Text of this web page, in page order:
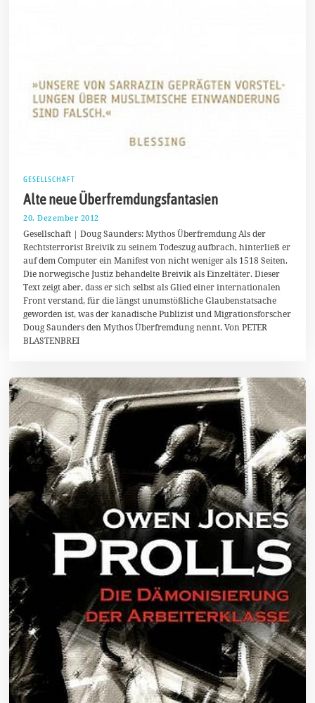
GESELLSCHAFT
Alte neue Überfremdungsfantasien
20. Dezember 2012
.
M
ä
r
2
0
1
4
Gesellschaft | Doug Saunders: Mythos Überfremdung Als der
Rechtsterrorist Breivik zu seinem Todeszug aufbrach, hinterließ er
auf dem Computer ein Manifest von nicht weniger als 1518 Seiten.
Die norwegische Justiz behandelte Breivik als Einzeltäter. Dieser
Text zeigt aber, dass er sich selbst als Glied einer internationalen
Front verstand, für die längst unumstößliche Glaubenstatsache
geworden ist, was der kanadische Publizist und Migrationsforscher
Doug Saunders den Mythos Überfremdung nennt. Von PETER
BLASTENBREI